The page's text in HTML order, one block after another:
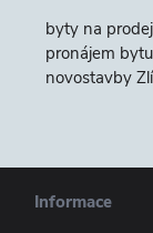
byty na
pronájem
novostavby
Informace